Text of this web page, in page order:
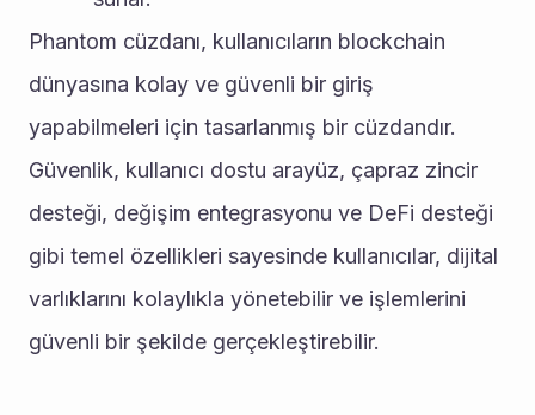
Phantom cüzdanı, kullanıcıların blockchain
dünyasına kolay ve güvenli bir giriş
yapabilmeleri için tasarlanmış bir cüzdandır.
Güvenlik, kullanıcı dostu arayüz, çapraz zincir
desteği, değişim entegrasyonu ve DeFi desteği
gibi temel özellikleri sayesinde kullanıcılar, dijital
varlıklarını kolaylıkla yönetebilir ve işlemlerini
güvenli bir şekilde gerçekleştirebilir.